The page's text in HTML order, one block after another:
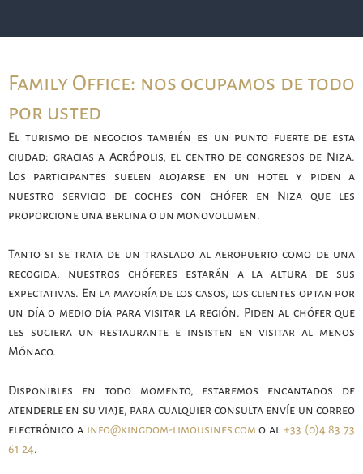
Family Office: nos ocupamos de todo
por usted
El turismo de negocios también es un punto fuerte de esta
ciudad: gracias a Acrópolis, el centro de congresos de Niza.
Los participantes suelen alojarse en un hotel y piden a
nuestro servicio de coches con chófer en Niza que les
proporcione una berlina o un monovolumen.
Tanto si se trata de un traslado al aeropuerto como de una
recogida, nuestros chóferes estarán a la altura de sus
expectativas. En la mayoría de los casos, los clientes optan por
un día o medio día para visitar la región. Piden al chófer que
les sugiera un restaurante e insisten en visitar al menos
Mónaco.
Disponibles en todo momento, estaremos encantados de
atenderle en su viaje, para cualquier consulta envíe un correo
electrónico a info@kingdom-limousines.com o al +33 (0)4 83 73
61 24.